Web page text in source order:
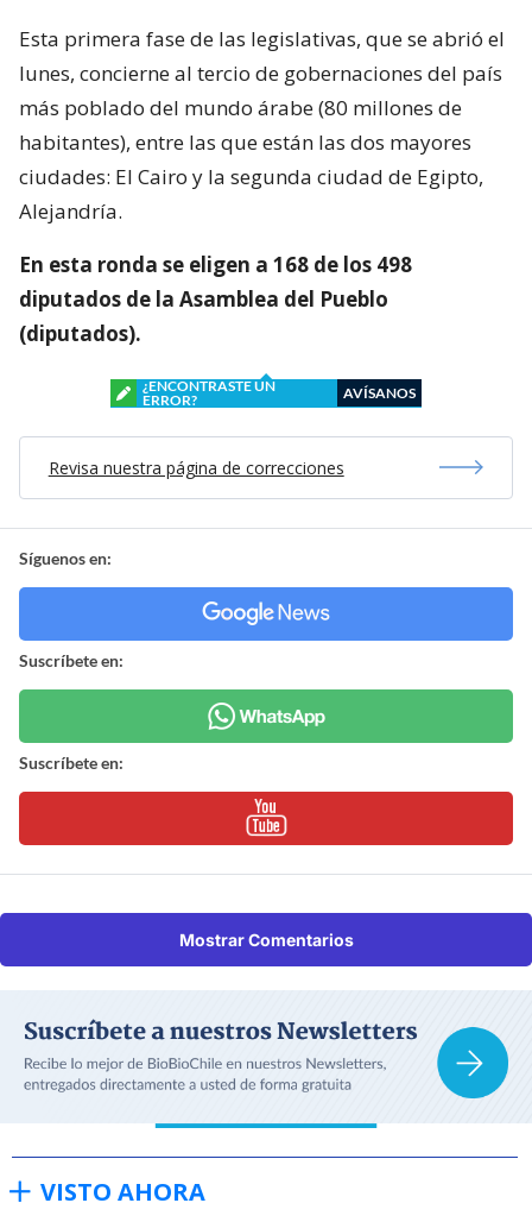
Esta primera fase de las legislativas, que se abrió el
lunes, concierne al tercio de gobernaciones del país
más poblado del mundo árabe (80 millones de
habitantes), entre las que están las dos mayores
ciudades: El Cairo y la segunda ciudad de Egipto,
Alejandría.
En esta ronda se eligen a 168 de los 498
diputados de la Asamblea del Pueblo
(diputados).
¿ENCONTRASTE UN
ERROR?
AVÍSANOS
Revisa nuestra página de correcciones
Síguenos en:
Suscríbete en:
Suscríbete en:
Mostrar Comentarios
VISTO AHORA